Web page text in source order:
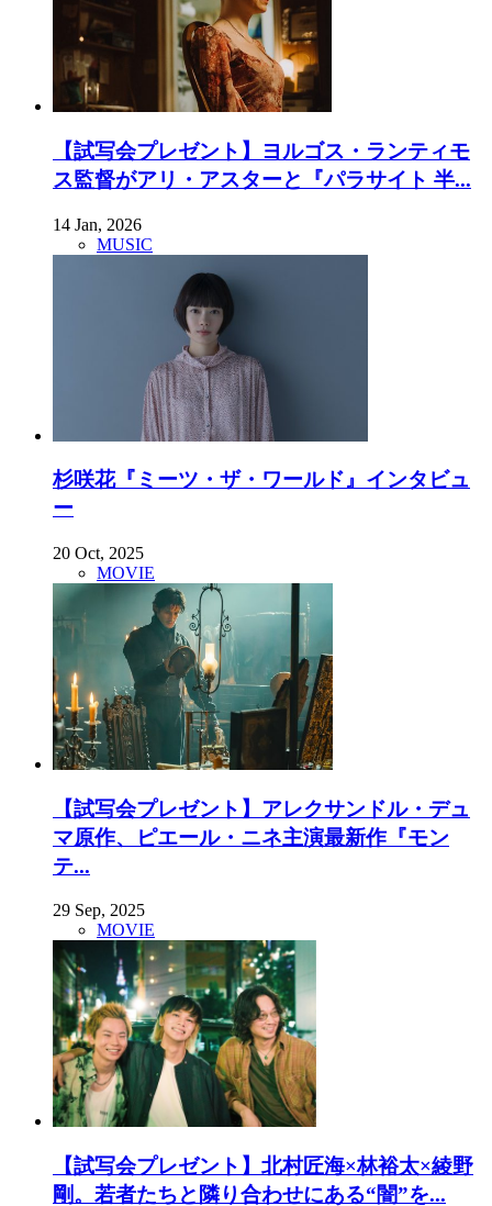
【試写会プレゼント】ヨルゴス・ランティモ
ス監督がアリ・アスターと『パラサイト 半...
14 Jan, 2026
MUSIC
杉咲花『ミーツ・ザ・ワールド』インタビュ
ー
20 Oct, 2025
MOVIE
【試写会プレゼント】アレクサンドル・デュ
マ原作、ピエール・ニネ主演最新作『モン
テ...
29 Sep, 2025
MOVIE
【試写会プレゼント】北村匠海×林裕太×綾野
剛。若者たちと隣り合わせにある“闇”を...